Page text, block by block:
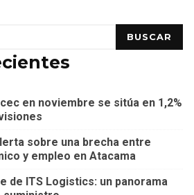
BUSCAR
en noviembre se sitúa en 1,2%
sobre una brecha entre
y empleo en Atacama
de ITS Logistics: un panorama